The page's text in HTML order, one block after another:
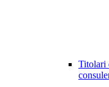
Titolari